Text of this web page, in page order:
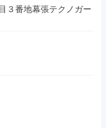
３番地幕張テクノガー